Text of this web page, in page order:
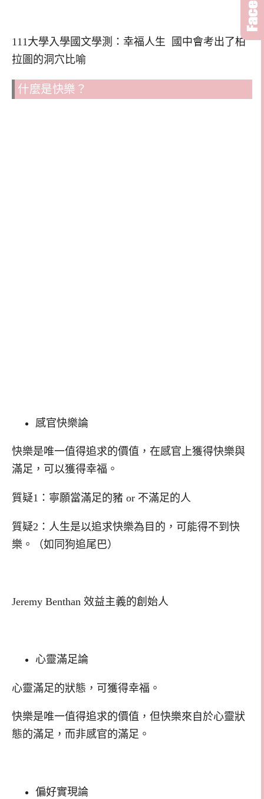
111大學入學國文學測：幸福人生 國中會考出了柏
拉圖的洞穴比喻
什麼是快樂？
感官快樂論
快樂是唯一值得追求的價值，在感官上獲得快樂與
滿足，可以獲得幸福。
質疑1：寧願當滿足的豬 or 不滿足的人
質疑2：人生是以追求快樂為目的，可能得不到快
樂。（如同狗追尾巴）
Jeremy Benthan 效益主義的創始人
心靈滿足論
心靈滿足的狀態，可獲得幸福。
快樂是唯一值得追求的價值，但快樂來自於心靈狀
態的滿足，而非感官的滿足。
偏好實現論